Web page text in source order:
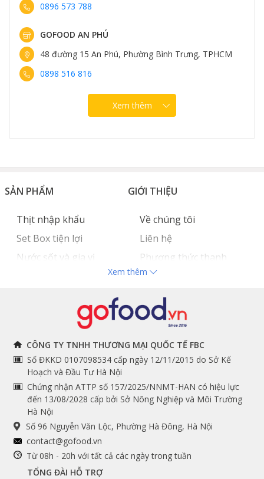
0896 573 788
GOFOOD AN PHÚ
48 đường 15 An Phú, Phường Bình Trưng, TPHCM
0898 516 816
Xem thêm
SẢN PHẨM
Thịt nhập khẩu
Set Box tiện lợi
Nước sốt và gia vị
GIỚI THIỆU
Về chúng tôi
Liên hệ
Phương thức thanh
toán
Tuyển dụng
THÔNG TIN
Chính sách và quy định
chung
Hướng dẫn đặt hàng
Cam kết chất lượng
THEO DÕI NGAY
Facebook
Instagram
Youtube
Tiktok
Shopee
Xem thêm
CÔNG TY TNHH THƯƠNG MẠI QUỐC TẾ FBC
Số ĐKKD 0107098534 cấp ngày 12/11/2015 do Sở Kế
Hoạch và Đầu Tư Hà Nội
Chứng nhận ATTP số 157/2025/NNMT-HAN có hiệu lực
đến 13/08/2028 cấp bởi Sở Nông Nghiệp và Môi Trường
Hà Nội
Số 96 Nguyễn Văn Lộc, Phường Hà Đông, Hà Nội
contact@gofood.vn
Từ 08h - 20h với tất cả các ngày trong tuần
TỔNG ĐÀI HỖ TRỢ